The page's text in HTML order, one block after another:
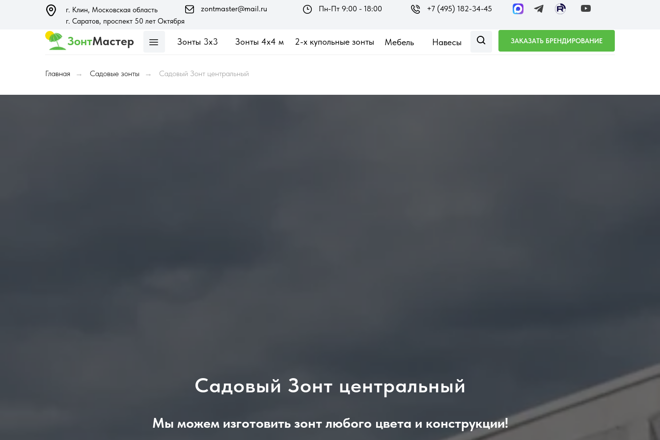
ЗАКАЗАТЬ БРЕНДИРОВАНИЕ
ЗонтМастер
zontmaster@mail.ru
г. Клин, Московская область
г. Саратов, проспект 50 лет Октября
Пн-Пт 9:00 - 18:00 +7 (495) 182-34-45
Зонты 3х3
Зонты 4х4 м 2-х купольные зонты Мебель Навесы
Главная → Садовые зонты → Садовый Зонт центральный
Садовый Зонт центральный
Мы можем изготовить зонт любого цвета и конструкции!